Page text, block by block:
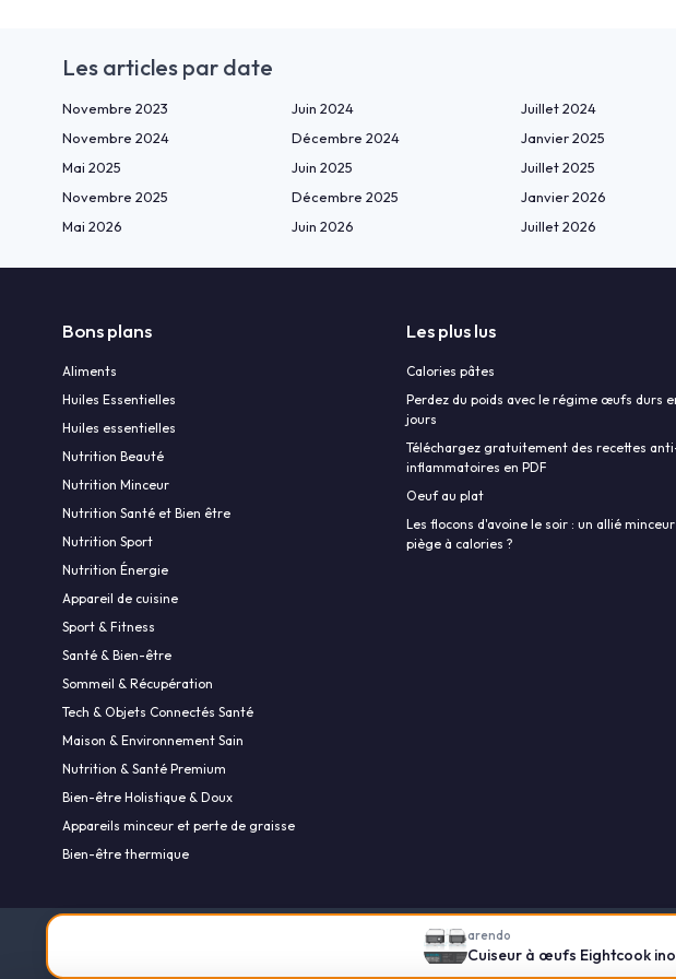
arendo
Cuiseur à œufs Eightcook
Les articles par date
Novembre 2023 Juin 2024 Juillet 2024
Novembre 2024
Décembre 2024 Janvier 2025
Mai 2025
Juin 2025 Juillet 2025
Novembre 2025
Décembre 2025 Janvier 2026
Mai 2026
Juin 2026 Juillet 2026
Bons plans
Aliments
Huiles Essentielles
Huiles essentielles
Nutrition Beauté
Nutrition Minceur
Nutrition Santé et Bien être
Nutrition Sport
Nutrition Énergie
Appareil de cuisine
Sport & Fitness
Santé & Bien-être
Sommeil & Récupération
Tech & Objets Connectés Santé
Maison & Environnement Sain
Nutrition & Santé Premium
Bien-être Holistique & Doux
Appareils minceur et perte de graisse
Bien-être thermique
Les plus lus
Calories pâtes
Perdez du poids avec le régime œufs durs
jours
Téléchargez gratuitement des recettes
inflammatoires en PDF
Oeuf au plat
Les flocons d'avoine le soir : un allié
piège à calories ?
Calculateur de calories
Grande Enquête - Compléments